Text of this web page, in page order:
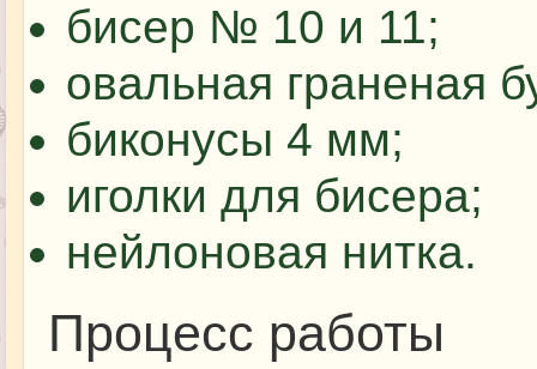
бисер № 10 и 11;
овальная граненая
биконусы 4 мм;
иголки для бисера;
нейлоновая нитка.
Процесс работы